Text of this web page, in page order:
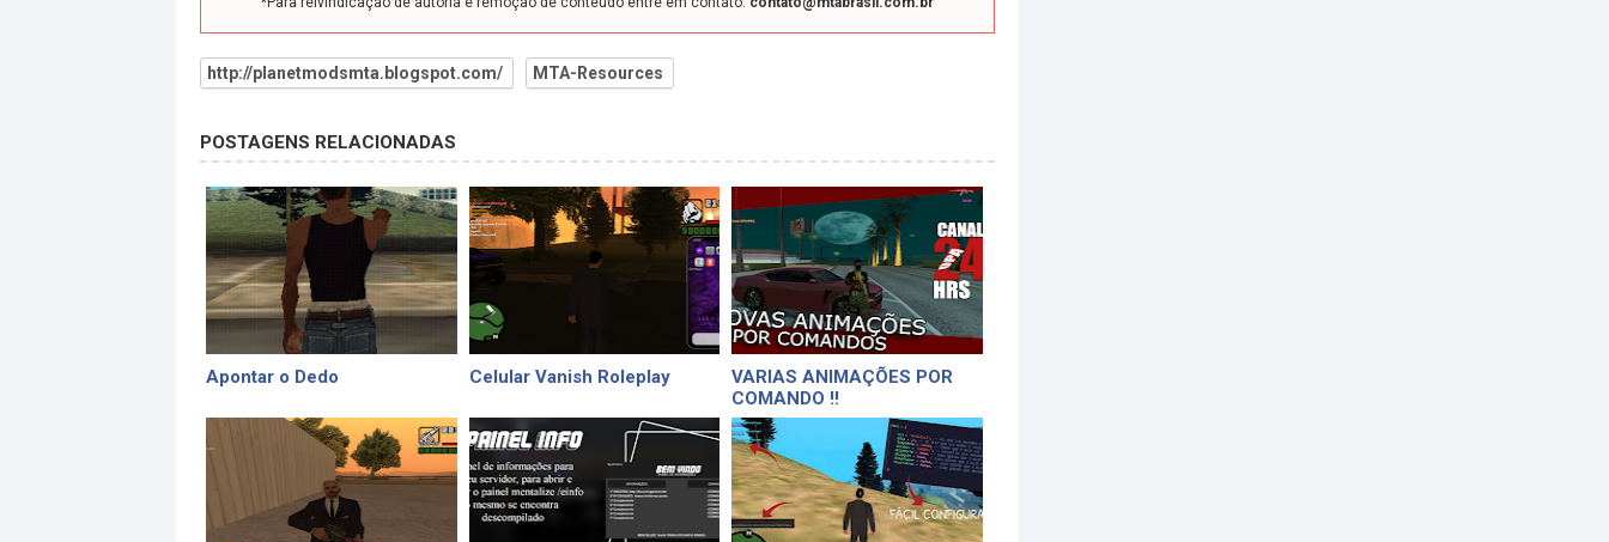
http://planetmodsmta.blogspot.com/ MTA-Resources
POSTAGENS RELACIONADAS
Apontar o Dedo Celular Vanish Roleplay
VARIAS ANIMAÇÕES POR
COMANDO !!